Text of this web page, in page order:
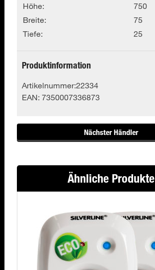
Höhe:
750
Breite:
75
Tiefe:
25
Produktinformation
Artikelnummer:22334
EAN:7350007336873
Nächster Händler
Ähnliche Produkte